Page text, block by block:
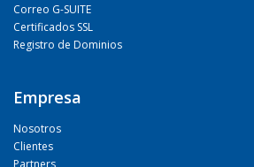
Correo G-SUITE
Certificados SSL
Registro de Dominios
Empresa
Nosotros
Clientes
Partners